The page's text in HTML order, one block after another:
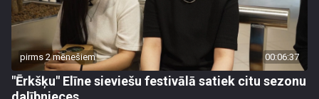
pirms 2 mēnešiem 00:06:37
"Ērkšķu" Elīne sieviešu festivālā satiek citu sezonu